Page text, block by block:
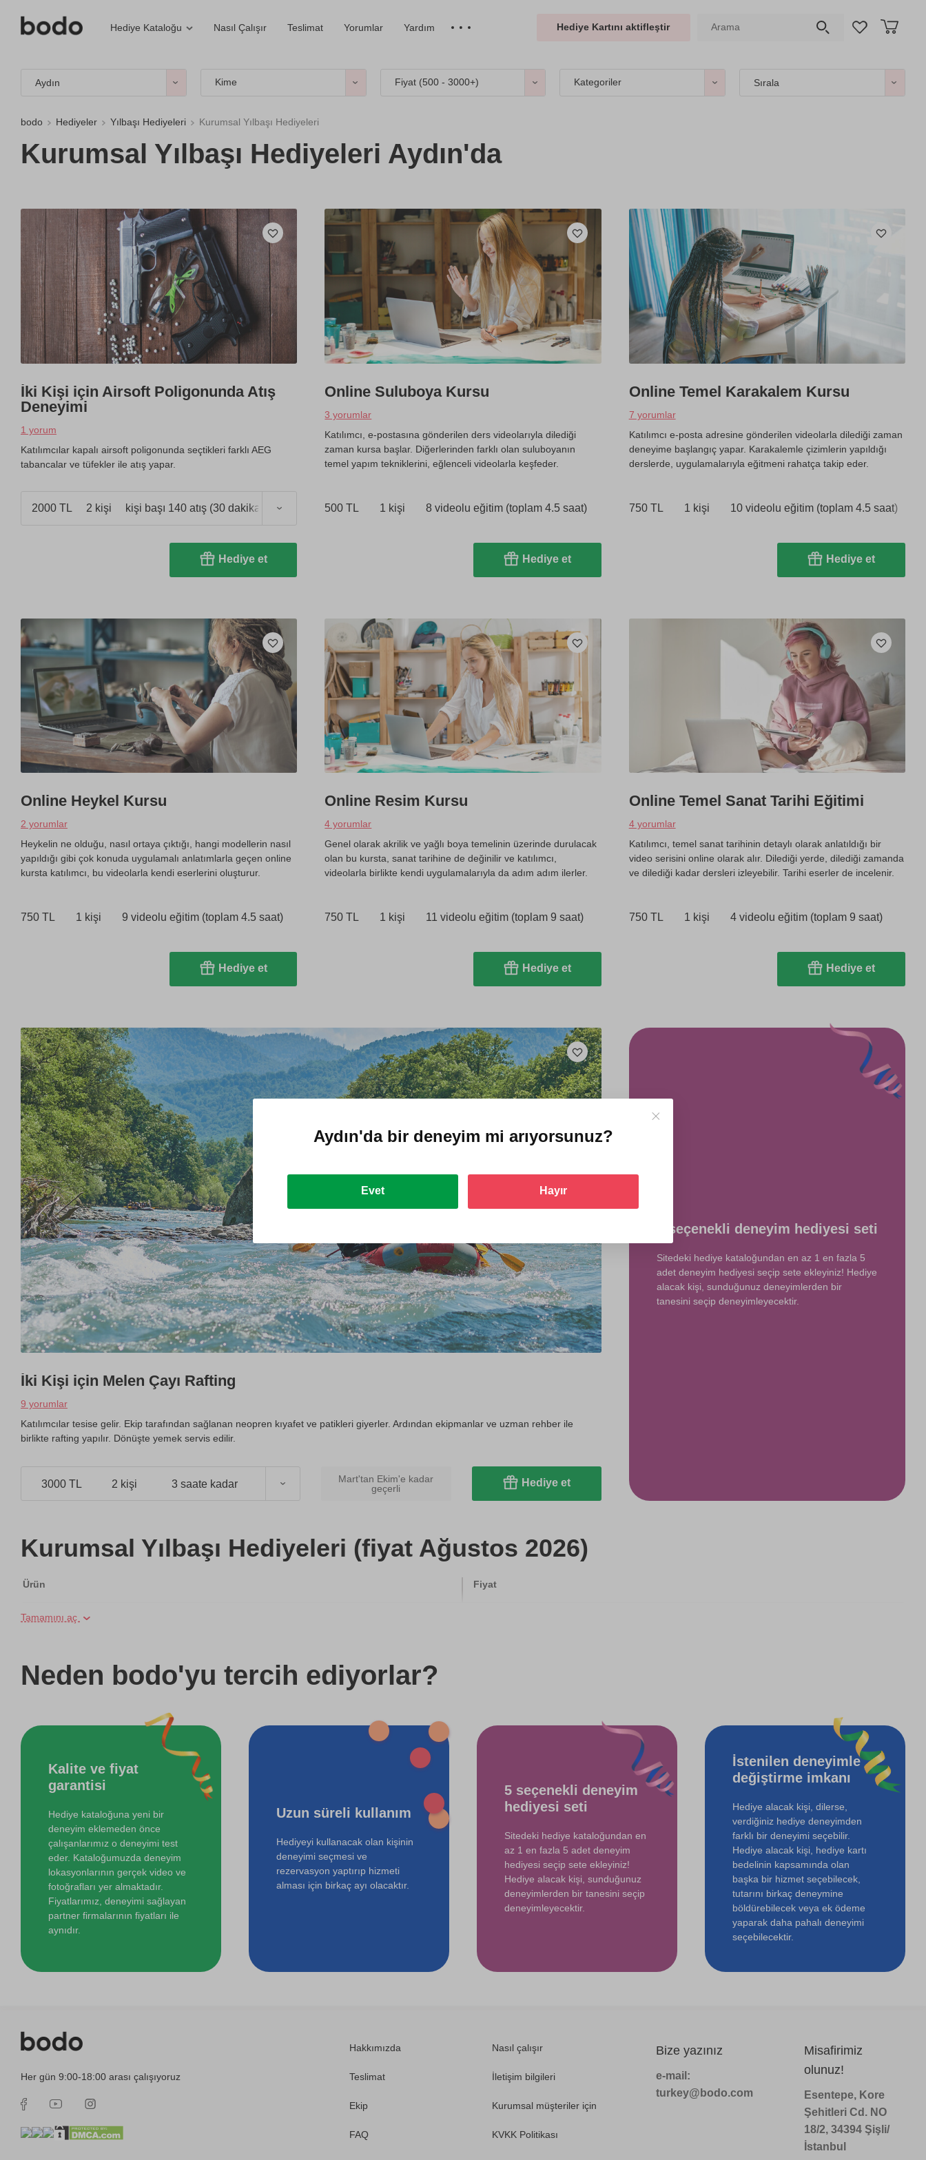
Hediye Kataloğu Nasıl Çalışır Teslimat Yorumlar Yardım Hediye Kartını aktifleştir
Aydın Kime Fiyat (500 - 3000+) Kategoriler Sırala
bodo Hediyeler Yılbaşı Hediyeleri Kurumsal Yılbaşı Hediyeleri
Kurumsal Yılbaşı Hediyeleri Aydın'da
İki Kişi için Airsoft Poligonunda Atış
Deneyimi
1 yorum
Katılımcılar kapalı airsoft poligonunda seçtikleri farklı AEG
tabancalar ve tüfekler ile atış yapar.
2000 TL 2 kişi kişi başı 140 atış (30 dakika)
Hediye et
Online Suluboya Kursu
3 yorumlar
Katılımcı, e-postasına gönderilen ders videolarıyla dilediği
zaman kursa başlar. Diğerlerinden farklı olan suluboyanın
temel yapım tekniklerini, eğlenceli videolarla keşfeder.
500 TL 1 kişi 8 videolu eğitim (toplam 4.5 saat)
Hediye et
Online Temel Karakalem Kursu
7 yorumlar
Katılımcı e-posta adresine gönderilen videolarla dilediği zaman
deneyime başlangıç yapar. Karakalemle çizimlerin yapıldığı
derslerde, uygulamalarıyla eğitmeni rahatça takip eder.
750 TL 1 kişi 10 videolu eğitim (toplam 4.5 saat)
Hediye et
Online Heykel Kursu
2 yorumlar
Heykelin ne olduğu, nasıl ortaya çıktığı, hangi modellerin nasıl
yapıldığı gibi çok konuda uygulamalı anlatımlarla geçen online
kursta katılımcı, bu videolarla kendi eserlerini oluşturur.
750 TL 1 kişi 9 videolu eğitim (toplam 4.5 saat)
Hediye et
Online Resim Kursu
4 yorumlar
Genel olarak akrilik ve yağlı boya temelinin üzerinde durulacak
olan bu kursta, sanat tarihine de değinilir ve katılımcı,
videolarla birlikte kendi uygulamalarıyla da adım adım ilerler.
750 TL 1 kişi 11 videolu eğitim (toplam 9 saat)
Hediye et
Online Temel Sanat Tarihi Eğitimi
4 yorumlar
Katılımcı, temel sanat tarihinin detaylı olarak anlatıldığı bir
video serisini online olarak alır. Dilediği yerde, dilediği zamanda
ve dilediği kadar dersleri izleyebilir. Tarihi eserler de incelenir.
750 TL 1 kişi 4 videolu eğitim (toplam 9 saat)
Hediye et
İki Kişi için Melen Çayı Rafting
9 yorumlar
Katılımcılar tesise gelir. Ekip tarafından sağlanan neopren kıyafet ve patikleri giyerler. Ardından ekipmanlar ve uzman rehber ile
birlikte rafting yapılır. Dönüşte yemek servis edilir.
3000 TL 2 kişi 3 saate kadar
Mart'tan Ekim'e kadar
geçerli
Hediye et
5 seçenekli deneyim hediyesi seti
Sitedeki hediye kataloğundan en az 1 en fazla 5
adet deneyim hediyesi seçip sete ekleyiniz! Hediye
alacak kişi, sunduğunuz deneyimlerden bir
tanesini seçip deneyimleyecektir.
Kurumsal Yılbaşı Hediyeleri (fiyat Ağustos 2026)
Ürün Fiyat
İki Kişi için Airsoft Poligonunda Atış Deneyimi
Online Heykel Kursu 750 TL
Online Resim Kursu
Tamamını aç
Neden bodo'yu tercih ediyorlar?
Kalite ve fiyat
garantisi
Hediye kataloğuna yeni bir
deneyim eklemeden önce
çalışanlarımız o deneyimi test
eder. Kataloğumuzda deneyim
lokasyonlarının gerçek video ve
fotoğrafları yer almaktadır.
Fiyatlarımız, deneyimi sağlayan
partner firmalarının fiyatları ile
aynıdır.
Uzun süreli kullanım
Hediyeyi kullanacak olan kişinin
deneyimi seçmesi ve
rezervasyon yaptırıp hizmeti
alması için birkaç ayı olacaktır.
5 seçenekli deneyim
hediyesi seti
Sitedeki hediye kataloğundan en
az 1 en fazla 5 adet deneyim
hediyesi seçip sete ekleyiniz!
Hediye alacak kişi, sunduğunuz
deneyimlerden bir tanesini seçip
deneyimleyecektir.
İstenilen deneyimle
değiştirme imkanı
Hediye alacak kişi, dilerse,
verdiğiniz hediye deneyimden
farklı bir deneyimi seçebilir.
Hediye alacak kişi, hediye kartı
bedelinin kapsamında olan
başka bir hizmet seçebilecek,
tutarını birkaç deneymine
böldürebilecek veya ek ödeme
yaparak daha pahalı deneyimi
seçebilecektir.
Her gün 9:00-18:00 arası çalışıyoruz
Hakkımızda Nasıl çalışır
Teslimat İletişim bilgileri
Ekip Kurumsal müşteriler için
FAQ KVKK Politikası
Bize yazınız
e-mail:
turkey@bodo.com
Misafirimiz
olunuz!
Esentepe, Kore
Şehitleri Cd. NO
18/2, 34394 Şişli/
İstanbul
Aydın'dabir deneyim mi arıyorsunuz?
Evet Hayır